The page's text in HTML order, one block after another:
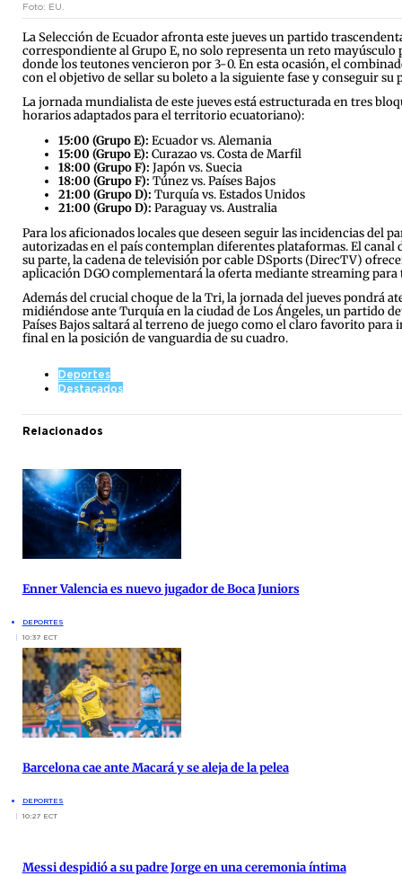
Foto: EU.
La Selección de Ecuador afronta este jueves un partido
correspondiente al Grupo E, no solo representa un reto
donde los teutones vencieron por 3-0. En esta ocasión, el
con el objetivo de sellar su boleto a la siguiente fase y conseguir
La jornada mundialista de este jueves está estructurada en tres
horarios adaptados para el territorio ecuatoriano):
15:00 (Grupo E): Ecuador vs. Alemania
15:00 (Grupo E): Curazao vs. Costa de Marfil
18:00 (Grupo F): Japón vs. Suecia
18:00 (Grupo F): Túnez vs. Países Bajos
21:00 (Grupo D): Turquía vs. Estados Unidos
21:00 (Grupo D): Paraguay vs. Australia
Para los aficionados locales que deseen seguir las incidencias del
autorizadas en el país contemplan diferentes plataformas. El
su parte, la cadena de televisión por cable DSports (DirecTV)
aplicación DGO complementará la oferta mediante streaming para
Además del crucial choque de la Tri, la jornada del jueves pondrá
midiéndose ante Turquía en la ciudad de Los Ángeles, un partido
Países Bajos saltará al terreno de juego como el claro favorito
final en la posición de vanguardia de su cuadro.
Deportes
Destacados
Relacionados
Enner Valencia es nuevo jugador de Boca Juniors
DEPORTES
10:37 ECT
Barcelona cae ante Macará y se aleja de la pelea
DEPORTES
10:27 ECT
Messi despidió a su padre Jorge en una ceremonia íntima